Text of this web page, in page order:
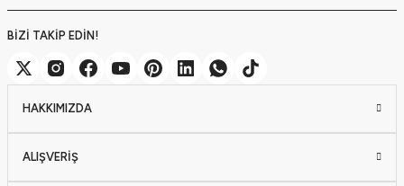
BİZİ TAKİP EDİN!
HAKKIMIZDA
ALIŞVERİŞ